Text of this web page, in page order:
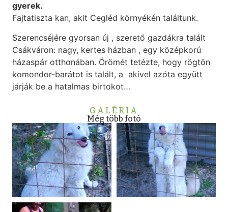
gyerek.
Fajtatiszta kan, akit Cegléd környékén találtunk.
Szerencséjére gyorsan új , szerető gazdákra talált
Csákváron: nagy, kertes házban , egy középkorú
házaspár otthonában. Örömét tetézte, hogy rögtön
komondor-barátot is talált, a akivel azóta együtt
járják be a hatalmas birtokot…
GALÉRIA
Még több fotó